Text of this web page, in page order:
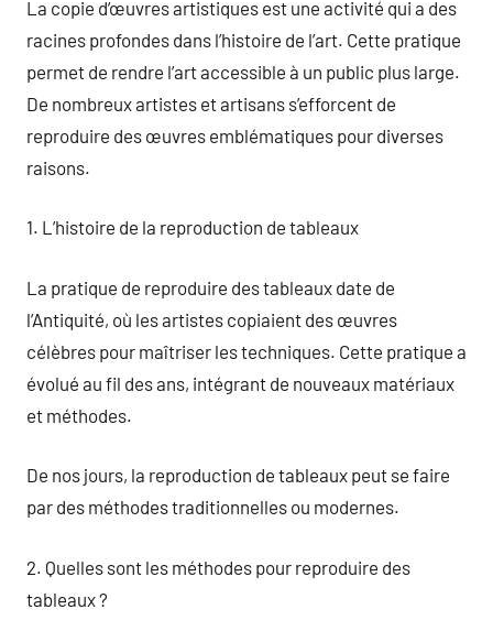
La copie d’œuvres artistiques est une activité qui a des
racines profondes dans l’histoire de l’art. Cette pratique
permet de rendre l’art accessible à un public plus large.
De nombreux artistes et artisans s’efforcent de
reproduire des œuvres emblématiques pour diverses
raisons.
1. L’histoire de la reproduction de tableaux
La pratique de reproduire des tableaux date de
l’Antiquité, où les artistes copiaient des œuvres
célèbres pour maîtriser les techniques. Cette pratique a
évolué au fil des ans, intégrant de nouveaux matériaux
et méthodes.
De nos jours, la reproduction de tableaux peut se faire
par des méthodes traditionnelles ou modernes.
2. Quelles sont les méthodes pour reproduire des
tableaux ?